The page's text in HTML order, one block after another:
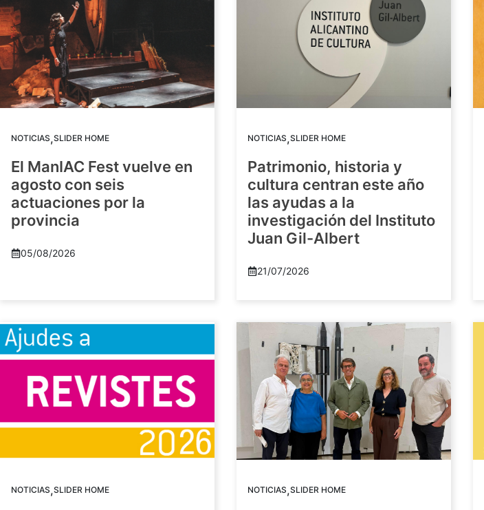
NOTICIAS,SLIDER HOME
El ManIAC Fest vuelve en
agosto con seis
actuaciones por la
provincia
05/08/2026
NOTICIAS,SLIDER HOME
Patrimonio, historia y
cultura centran este año
las ayudas a la
investigación del Instituto
Juan Gil-Albert
21/07/2026
NOTICIAS,SLIDER HOME NOTICIAS,SLIDER HOME